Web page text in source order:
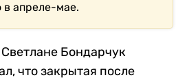
в апреле-мае.
Бондарчук
что закрытая после